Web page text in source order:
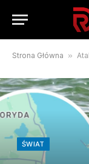
Strona Główna »
ŚWIAT